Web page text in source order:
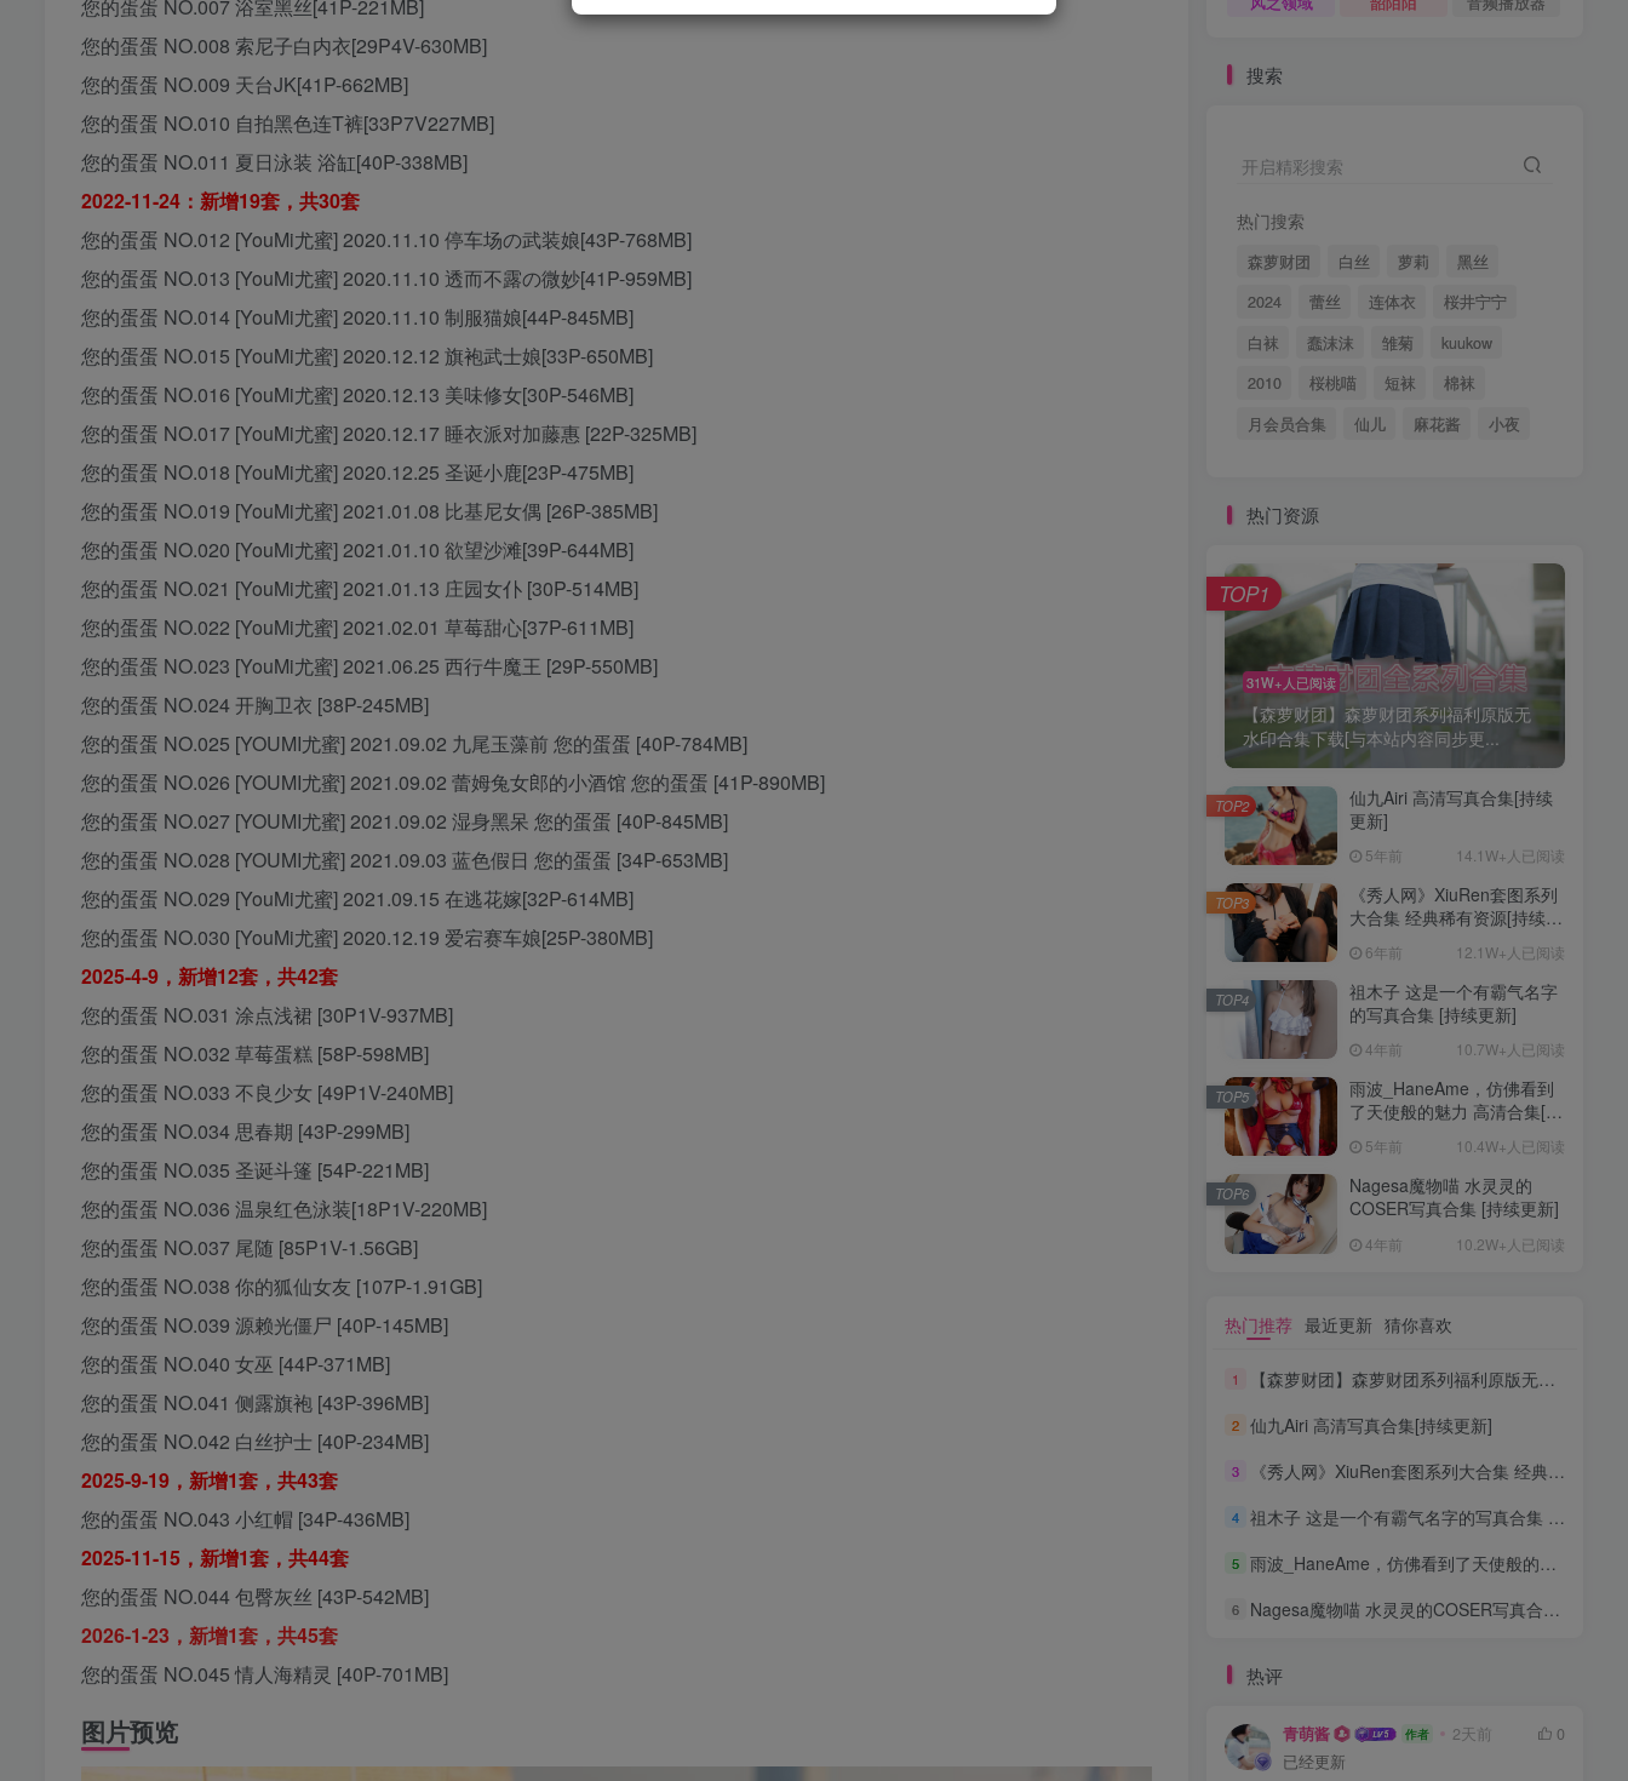
您的蛋蛋 NO.007 浴室黑丝[41P-221MB]
您的蛋蛋 NO.008 索尼子白内衣[29P4V-630MB]
您的蛋蛋 NO.009 天台JK[41P-662MB]
您的蛋蛋 NO.010 自拍黑色连T裤[33P7V227MB]
您的蛋蛋 NO.011 夏日泳装 浴缸[40P-338MB]
2022-11-24：新增19套，共30套
您的蛋蛋 NO.012 [YouMi尤蜜] 2020.11.10 停车场の武装娘[43P-768MB]
您的蛋蛋 NO.013 [YouMi尤蜜] 2020.11.10 透而不露の微妙[41P-959MB]
您的蛋蛋 NO.014 [YouMi尤蜜] 2020.11.10 制服猫娘[44P-845MB]
您的蛋蛋 NO.015 [YouMi尤蜜] 2020.12.12 旗袍武士娘[33P-650MB]
您的蛋蛋 NO.016 [YouMi尤蜜] 2020.12.13 美味修女[30P-546MB]
您的蛋蛋 NO.017 [YouMi尤蜜] 2020.12.17 睡衣派对加藤惠 [22P-325MB]
您的蛋蛋 NO.018 [YouMi尤蜜] 2020.12.25 圣诞小鹿[23P-475MB]
您的蛋蛋 NO.019 [YouMi尤蜜] 2021.01.08 比基尼女偶 [26P-385MB]
您的蛋蛋 NO.020 [YouMi尤蜜] 2021.01.10 欲望沙滩[39P-644MB]
您的蛋蛋 NO.021 [YouMi尤蜜] 2021.01.13 庄园女仆 [30P-514MB]
您的蛋蛋 NO.022 [YouMi尤蜜] 2021.02.01 草莓甜心[37P-611MB]
您的蛋蛋 NO.023 [YouMi尤蜜] 2021.06.25 西行牛魔王 [29P-550MB]
您的蛋蛋 NO.024 开胸卫衣 [38P-245MB]
您的蛋蛋 NO.025 [YOUMI尤蜜] 2021.09.02 九尾玉藻前 您的蛋蛋 [40P-784MB]
您的蛋蛋 NO.026 [YOUMI尤蜜] 2021.09.02 蕾姆兔女郎的小酒馆 您的蛋蛋 [41P-890MB]
您的蛋蛋 NO.027 [YOUMI尤蜜] 2021.09.02 湿身黑呆 您的蛋蛋 [40P-845MB]
您的蛋蛋 NO.028 [YOUMI尤蜜] 2021.09.03 蓝色假日 您的蛋蛋 [34P-653MB]
您的蛋蛋 NO.029 [YouMi尤蜜] 2021.09.15 在逃花嫁[32P-614MB]
您的蛋蛋 NO.030 [YouMi尤蜜] 2020.12.19 爱宕赛车娘[25P-380MB]
2025-4-9，新增12套，共42套
您的蛋蛋 NO.031 涂点浅裙 [30P1V-937MB]
您的蛋蛋 NO.032 草莓蛋糕 [58P-598MB]
您的蛋蛋 NO.033 不良少女 [49P1V-240MB]
您的蛋蛋 NO.034 思春期 [43P-299MB]
您的蛋蛋 NO.035 圣诞斗篷 [54P-221MB]
您的蛋蛋 NO.036 温泉红色泳装[18P1V-220MB]
您的蛋蛋 NO.037 尾随 [85P1V-1.56GB]
您的蛋蛋 NO.038 你的狐仙女友 [107P-1.91GB]
您的蛋蛋 NO.039 源赖光僵尸 [40P-145MB]
您的蛋蛋 NO.040 女巫 [44P-371MB]
您的蛋蛋 NO.041 侧露旗袍 [43P-396MB]
您的蛋蛋 NO.042 白丝护士 [40P-234MB]
2025-9-19，新增1套，共43套
您的蛋蛋 NO.043 小红帽 [34P-436MB]
2025-11-15，新增1套，共44套
您的蛋蛋 NO.044 包臀灰丝 [43P-542MB]
2026-1-23，新增1套，共45套
您的蛋蛋 NO.045 情人海精灵 [40P-701MB]
图片预览
搜索
开启精彩搜索
热门搜索
森萝财团 白丝 萝莉
黑丝
2024
蕾丝 连体衣
桜井宁宁
白袜
蠢沫沫 雏菊
kuukow
2010
桜桃喵 短袜
棉袜
月会员合集
仙儿 麻花酱 小夜
热门资源
31W+人已阅读
【森萝财团】森萝财团系列福利原版无
水印合集下载[与本站内容同步更...
TOP1
仙九Airi 高清写真合集[持续
更新]
5年前 14.1W+人已阅读
TOP2
《秀人网》XiuRen套图系列
大合集 经典稀有资源[持续更
6年前 12.1W+人已阅读
TOP3
祖木子 这是一个有霸气名字
的写真合集 [持续更新]
4年前 10.7W+人已阅读
TOP4
雨波_HaneAme，仿佛看到
了天使般的魅力 高清合集[持
5年前 10.4W+人已阅读
TOP5
Nagesa魔物喵 水灵灵的
COSER写真合集 [持续更新]
4年前 10.2W+人已阅读
TOP6
热门推荐 最近更新 猜你喜欢
1 【森萝财团】森萝财团系列福利原版无水印合集下载[与本站内容同步更新]
2 仙九Airi 高清写真合集[持续更新]
3 《秀人网》XiuRen套图系列大合集 经典稀有资源[持续更新]
4 祖木子 这是一个有霸气名字的写真合集 [持续更新]
5 雨波_HaneAme，仿佛看到了天使般的魅力 高清合集[持续更新]
6 Nagesa魔物喵 水灵灵的COSER写真合集 [持续更新]
热评
青萌酱 作者 2天前
0
已经更新